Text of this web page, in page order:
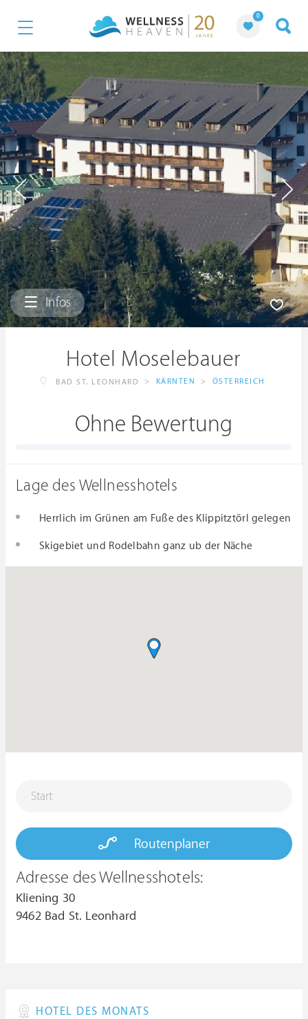
0
Infos
Hotel Moselebauer
BAD ST. LEONHARD > KÄRNTEN > ÖSTERREICH
Ohne Bewertung
Lage des Wellnesshotels
Herrlich im Grünen am Fuße des Klippitztörl gelegen
Skigebiet und Rodelbahn ganz ub der Näche
Routenplaner
Adresse des Wellnesshotels:
Kliening 30
9462 Bad St. Leonhard
HOTEL DES MONATS